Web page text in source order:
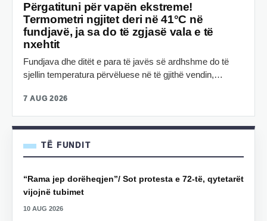
Përgatituni për vapën ekstreme!
Termometri ngjitet deri në 41°C në
fundjavë, ja sa do të zgjasë vala e të
nxehtit
Fundjava dhe ditët e para të javës së ardhshme do të
sjellin temperatura përvëluese në të gjithë vendin,…
7 AUG 2026
TË FUNDIT
“Rama jep dorëheqjen”/ Sot protesta e 72-të, qytetarët
vijojnë tubimet
10 AUG 2026